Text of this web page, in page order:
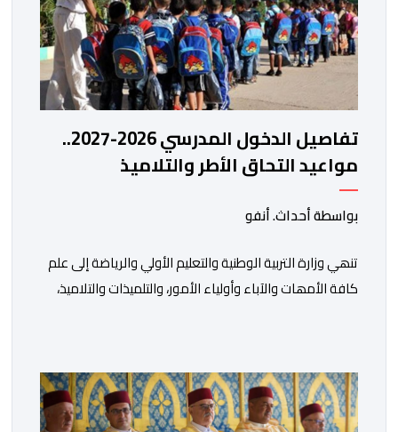
تفاصيل الدخول المدرسي 2026-2027..
مواعيد التحاق الأطر والتلاميذ
بالمؤسسات التعليمية
بواسطة أحداث. أنفو
تنھي وزارة التربیة الوطنیة والتعلیم الأولي والریاضة إلى علم
كافة الأمھات والآباء وأولیاء الأمور، والتلمیذات والتلامیذ،
المحدد سلفا طبقا لمقتضیات المقرر الوزاري رقم 047.26
الصادر بتاریخ 3 یولیوز 2026 بشأن تنظیم السنة الدراسیة.
وأوضحت الوزارة، في بلاغ، أن أطر […]